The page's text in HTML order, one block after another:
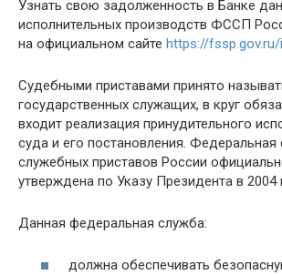
Узнать свою задолженность в Банке
исполнительных производств ФССП
на официальном сайте https://
Судебными приставами принято
государственных служащих, в круг
входит реализация принудительного
суда и его постановления. Федеральная
служебных приставов России
утверждена по Указу Президента в 2004
Данная федеральная служба:
должна обеспечивать